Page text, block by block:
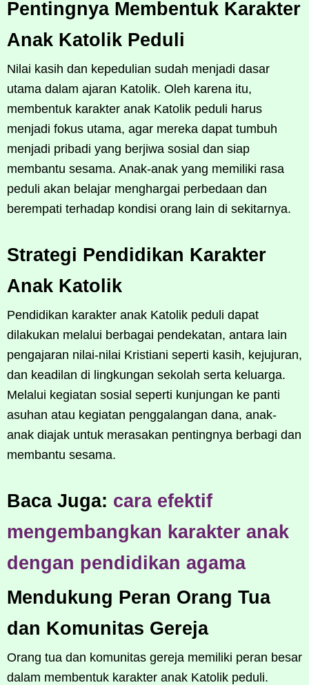
Pentingnya Membentuk Karakter
Anak Katolik Peduli
Nilai kasih dan kepedulian sudah menjadi dasar
utama dalam ajaran Katolik. Oleh karena itu,
membentuk karakter anak Katolik peduli harus
menjadi fokus utama, agar mereka dapat tumbuh
menjadi pribadi yang berjiwa sosial dan siap
membantu sesama. Anak-anak yang memiliki rasa
peduli akan belajar menghargai perbedaan dan
berempati terhadap kondisi orang lain di sekitarnya.
Strategi Pendidikan Karakter
Anak Katolik
Pendidikan karakter anak Katolik peduli dapat
dilakukan melalui berbagai pendekatan, antara lain
pengajaran nilai-nilai Kristiani seperti kasih, kejujuran,
dan keadilan di lingkungan sekolah serta keluarga.
Melalui kegiatan sosial seperti kunjungan ke panti
asuhan atau kegiatan penggalangan dana, anak-
anak diajak untuk merasakan pentingnya berbagi dan
membantu sesama.
Baca Juga: cara efektif
mengembangkan karakter anak
dengan pendidikan agama
Mendukung Peran Orang Tua
dan Komunitas Gereja
Orang tua dan komunitas gereja memiliki peran besar
dalam membentuk karakter anak Katolik peduli.